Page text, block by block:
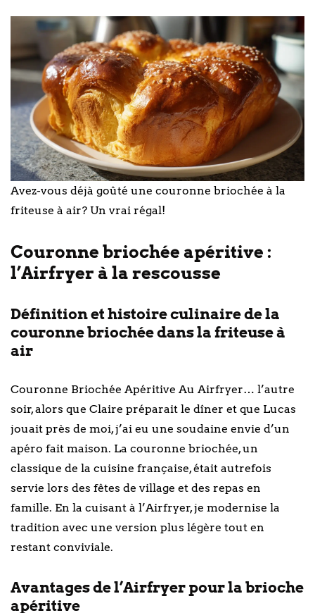
Avez-vous déjà goûté une couronne briochée à la
friteuse à air? Un vrai régal!
Couronne briochée apéritive :
l’Airfryer à la rescousse
Définition et histoire culinaire de la
couronne briochée dans la friteuse à
air
Couronne Briochée Apéritive Au Airfryer… l’autre
soir, alors que Claire préparait le dîner et que Lucas
jouait près de moi, j’ai eu une soudaine envie d’un
apéro fait maison. La couronne briochée, un
classique de la cuisine française, était autrefois
servie lors des fêtes de village et des repas en
famille. En la cuisant à l’Airfryer, je modernise la
tradition avec une version plus légère tout en
restant conviviale.
Avantages de l’Airfryer pour la brioche
apéritive